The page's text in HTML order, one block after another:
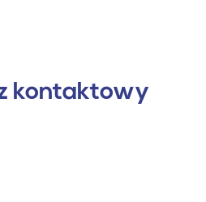
kontaktowy